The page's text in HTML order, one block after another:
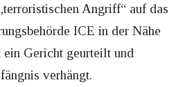
Angriff“ auf das
ICE in der Nähe
Gericht geurteilt und
verhängt.